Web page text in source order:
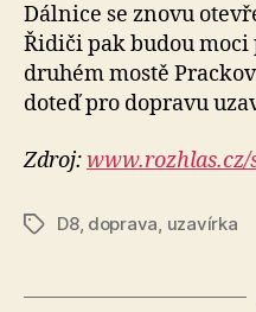
Dálnice se znovu
Řidiči pak budou
druhém mostě
doteď pro dopravu
Zdroj:www.rozhlas.cz/
Štítky
D8, doprava uzavírka